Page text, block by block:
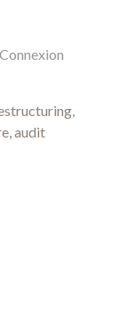
Connexion
audit